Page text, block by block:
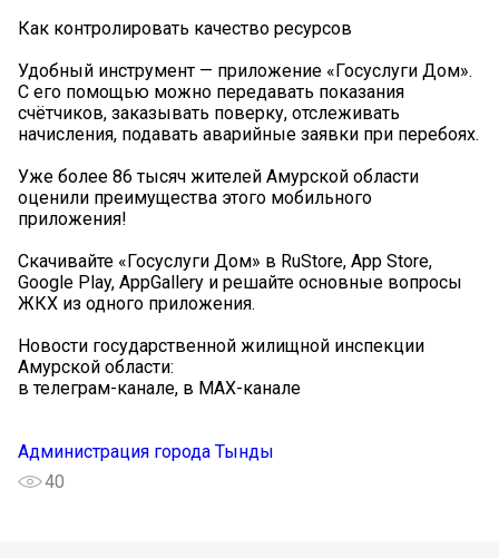
Как контролировать качество ресурсов
Удобный инструмент — приложение «Госуслуги Дом».
С его помощью можно передавать показания
счётчиков, заказывать поверку, отслеживать
начисления, подавать аварийные заявки при перебоях.
Уже более 86 тысяч жителей Амурской области
оценили преимущества этого мобильного
приложения!
Скачивайте «Госуслуги Дом» в RuStore, App Store,
Google Play, AppGallery и решайте основные вопросы
ЖКХ из одного приложения.
Новости государственной жилищной инспекции
Амурской области:
в телеграм-канале, в МАХ-канале
Администрация города Тынды
40